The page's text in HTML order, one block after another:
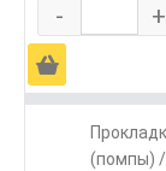
- +
Ä
(помпы)